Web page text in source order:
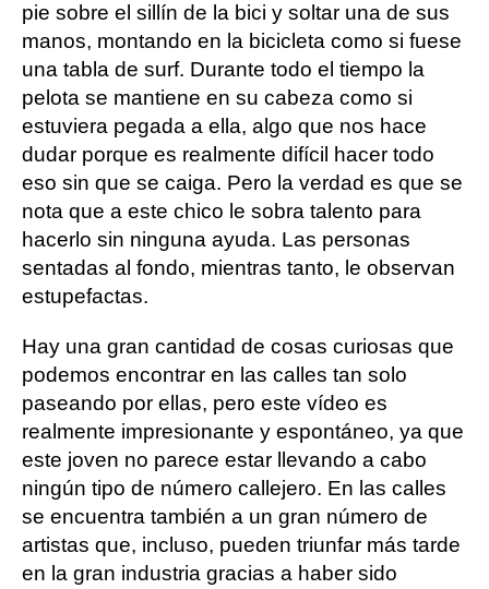
pie sobre el sillín de la bici y soltar una de sus
manos, montando en la bicicleta como si fuese
una tabla de surf. Durante todo el tiempo la
pelota se mantiene en su cabeza como si
estuviera pegada a ella, algo que nos hace
dudar porque es realmente difícil hacer todo
eso sin que se caiga. Pero la verdad es que se
nota que a este chico le sobra talento para
hacerlo sin ninguna ayuda. Las personas
sentadas al fondo, mientras tanto, le observan
estupefactas.
Hay una gran cantidad de cosas curiosas que
podemos encontrar en las calles tan solo
paseando por ellas, pero este vídeo es
realmente impresionante y espontáneo, ya que
este joven no parece estar llevando a cabo
ningún tipo de número callejero. En las calles
se encuentra también a un gran número de
artistas que, incluso, pueden triunfar más tarde
en la gran industria gracias a haber sido